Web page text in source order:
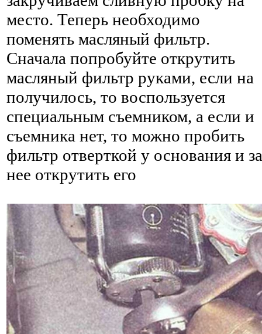
место. Теперь необходимо
поменять масляный фильтр.
Сначала попробуйте открутить
масляный фильтр руками, если на
получилось, то воспользуется
специальным съемником, а если и
съемника нет, то можно пробить
фильтр отверткой у основания и за
нее открутить его